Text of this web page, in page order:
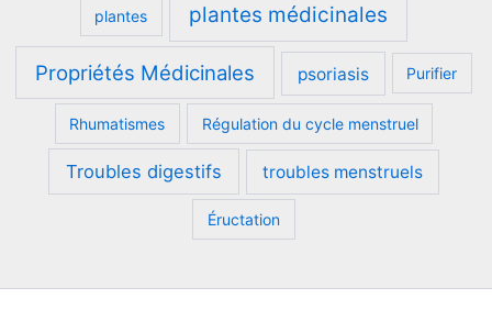
plantes plantes médicinales
Propriétés Médicinales psoriasis Purifier
Rhumatismes Régulation du cycle menstruel
Troubles digestifs troubles menstruels
Éructation